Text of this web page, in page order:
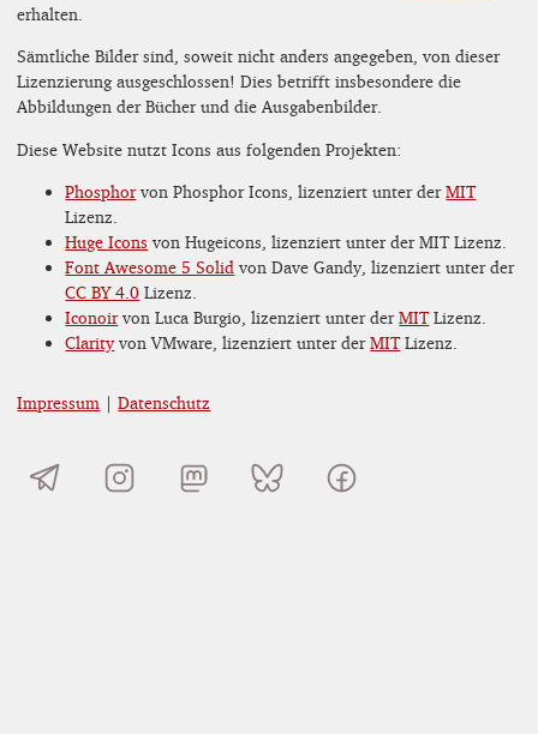
erhalten.
Sämtliche Bilder sind, soweit nicht anders angegeben, von dieser
Lizenzierung ausgeschlossen! Dies betrifft insbesondere die
Abbildungen der Bücher und die Ausgabenbilder.
Diese Website nutzt Icons aus folgenden Projekten:
Phosphorvon Phosphor Icons, lizenziert unter derMIT
Lizenz.
Huge Icons von Hugeicons, lizenziert unter der MIT Lizenz.
Font Awesome 5 Solid von Dave Gandy, lizenziert unter der
CC BY 4.0 Lizenz.
Iconoirvon Luca Burgio, lizenziert unter derMITLizenz.
Clarityvon VMware, lizenziert unter derMITLizenz.
Impressum |Datenschutz